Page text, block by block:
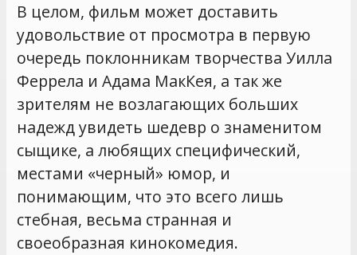
В целом, фильм может доставить
удовольствие от просмотра в первую
очередь поклонникам творчества Уилла
Феррела и Адама МакКея, а так же
зрителям не возлагающих больших
надежд увидеть шедевр о знаменитом
сыщике, а любящих специфический,
местами «черный» юмор, и
понимающим, что это всего лишь
стебная, весьма странная и
своеобразная кинокомедия.